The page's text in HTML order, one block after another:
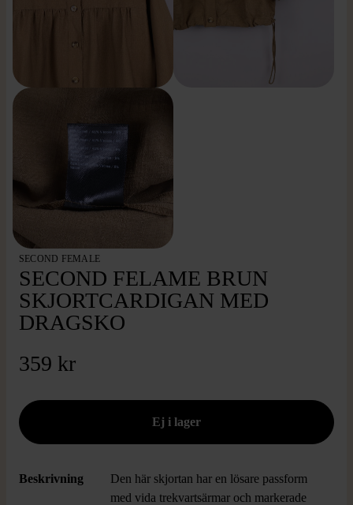
SECOND FEMALE
SECOND FELAME BRUN
SKJORTCARDIGAN MED
DRAGSKO
359 kr
Beskrivning
Den här skjortan har en lösare passform
med vida trekvartsärmar och markerade